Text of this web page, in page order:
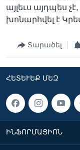
այլեւս այդպես
խոնարհվել է
Տարածել
ՀԵՏԵՒԵՔ ՄԵԶ
ԻՆՖՈՐՄԱՑԻՈՆ